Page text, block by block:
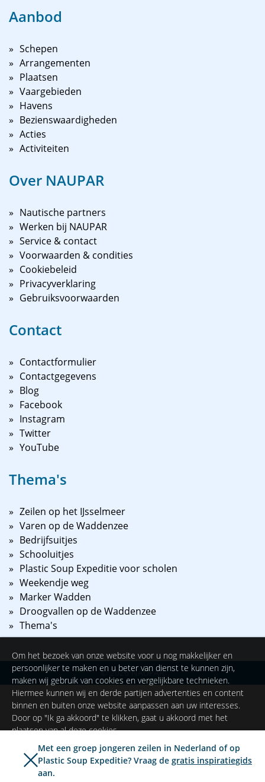
Aanbod
Schepen
Arrangementen
Plaatsen
Vaargebieden
Havens
Bezienswaardigheden
Acties
Activiteiten
Over NAUPAR
Nautische partners
Werken bij NAUPAR
Service & contact
Voorwaarden & condities
Cookiebeleid
Privacyverklaring
Gebruiksvoorwaarden
Contact
Contactformulier
Contactgegevens
Blog
Facebook
Instagram
Twitter
YouTube
Thema's
Zeilen op het IJsselmeer
Varen op de Waddenzee
Bedrijfsuitjes
Schooluitjes
Plastic Soup Expeditie voor scholen
Weekendje weg
Marker Wadden
Droogvallen op de Waddenzee
Thema's
© 2026NAUPAR
Met een groep jongeren zeilen in Nederland of op
Plastic Soup Expeditie? Vraag de gratis inspiratiegids
aan.
Om het bezoek van onze website voor u nog makkelijker en
persoonlijker te maken en u beter van dienst te kunnen zijn,
maken wij gebruik van cookies en vergelijkbare technieken.
Hiermee kunnen wij en derde partijen advertenties en content
binnen en buiten onze website aanpassen aan uw interesses.
Door op "Ik ga akkoord" te klikken, gaat u akkoord met het
plaatsen van al deze cookies.
Ik ga akkoord Instellingen